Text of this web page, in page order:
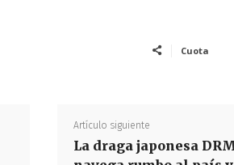
Cuota
Artículo siguiente
La draga japonesa